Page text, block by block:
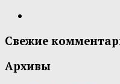
Свежие
Архивы